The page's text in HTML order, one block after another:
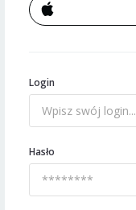
Login
Hasło